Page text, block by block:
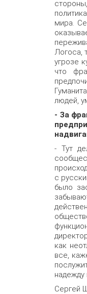
мира.
Логоса,
угрозе
что
людей,
- За
- Тут
с
было
как
все,
надежду
Сергей